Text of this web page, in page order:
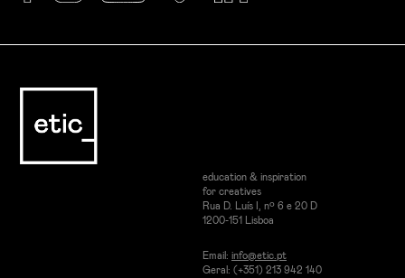
education & inspiration
for creatives
Rua D. Luís I, nº 6 e 20 D
1200-151 Lisboa
Email: info@etic.pt
Geral: (+351) 213 942 140